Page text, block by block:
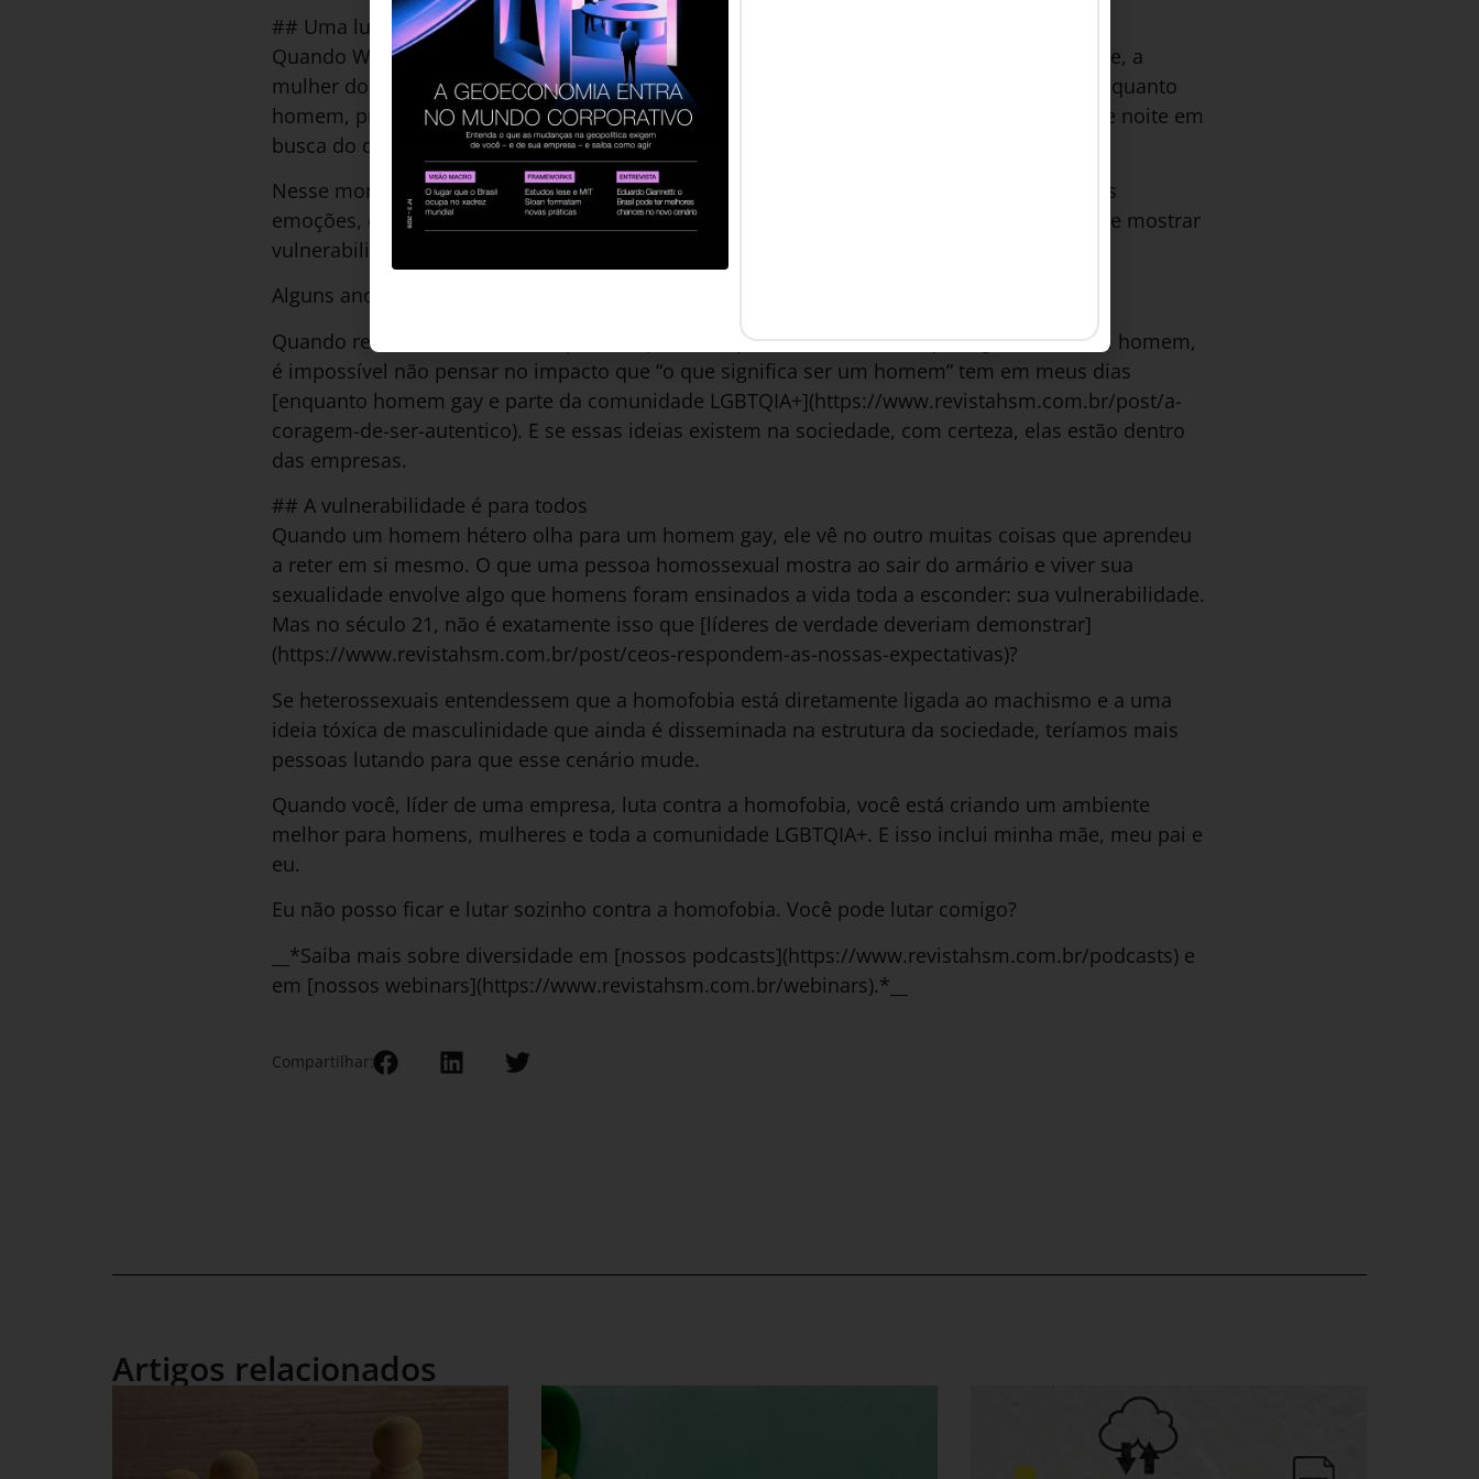
## Uma luta de todos
Quando Wilson finalmente chegou à idade adulta e se tornou um homem, conheceu Dayse, a
mulher dos seus sonhos. Naquele momento, tudo o que ele conseguia pensar era que, enquanto
homem, precisava ser forte o bastante para conquistá-la. Então, começou a trabalhar dia e noite em
busca do que todo homem devia ser: poderoso e forte. Um provedor.
Nesse momento, talvez você esteja pensando: por que Wilson não pode compartilhar suas
emoções, chorar, ter uma mulher como amiga, ser sensível, ser amigo de outros homens e mostrar
vulnerabilidade? Como homem, por que Wilson não pode ser apenas ele mesmo?
Alguns anos depois, Wilson e Dayse se casaram. E eu nasci.
Quando reflito sobre as ideias que meu pai e eu aprendemos sobre o que significa ser um homem,
é impossível não pensar no impacto que “o que significa ser um homem” tem em meus dias
[enquanto homem gay e parte da comunidade LGBTQIA+](https://www.revistahsm.com.br/post/a-
coragem-de-ser-autentico). E se essas ideias existem na sociedade, com certeza, elas estão dentro
das empresas.
## A vulnerabilidade é para todos
Quando um homem hétero olha para um homem gay, ele vê no outro muitas coisas que aprendeu
a reter em si mesmo. O que uma pessoa homossexual mostra ao sair do armário e viver sua
sexualidade envolve algo que homens foram ensinados a vida toda a esconder: sua vulnerabilidade.
Mas no século 21, não é exatamente isso que [líderes de verdade deveriam demonstrar]
(https://www.revistahsm.com.br/post/ceos-respondem-as-nossas-expectativas)?
Se heterossexuais entendessem que a homofobia está diretamente ligada ao machismo e a uma
ideia tóxica de masculinidade que ainda é disseminada na estrutura da sociedade, teríamos mais
pessoas lutando para que esse cenário mude.
Quando você, líder de uma empresa, luta contra a homofobia, você está criando um ambiente
melhor para homens, mulheres e toda a comunidade LGBTQIA+. E isso inclui minha mãe, meu pai e
eu.
Eu não posso ficar e lutar sozinho contra a homofobia. Você pode lutar comigo?
__*Saiba mais sobre diversidade em [nossos podcasts](https://www.revistahsm.com.br/podcasts) e
em [nossos webinars](https://www.revistahsm.com.br/webinars).*__
Compartilhar:
Artigos relacionados